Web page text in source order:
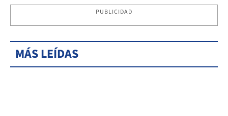
PUBLICIDAD
MÁS LEÍDAS